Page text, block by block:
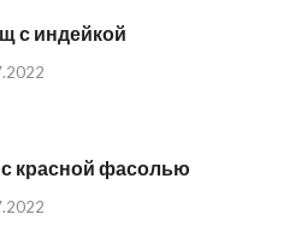
с индейкой
красной фасолью